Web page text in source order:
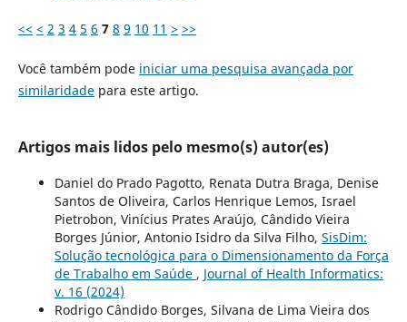
<< < 2 3 4 5 6 7 8 9 10 11 > >>
Você também pode iniciar uma pesquisa avançada por
similaridadepara este artigo.
Artigos mais lidos pelo mesmo(s) autor(es)
Daniel do Prado Pagotto, Renata Dutra Braga, Denise
Santos de Oliveira, Carlos Henrique Lemos, Israel
Pietrobon, Vinícius Prates Araújo, Cândido Vieira
Borges Júnior, Antonio Isidro da Silva Filho, SisDim:
Solução tecnológica para o Dimensionamento da Força
de Trabalho em Saúde , Journal of Health Informatics:
v. 16 (2024)
Rodrigo Cândido Borges, Silvana de Lima Vieira dos